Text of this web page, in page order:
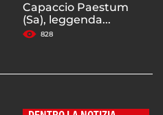
Capaccio Paestum
(Sa), leggenda...
828